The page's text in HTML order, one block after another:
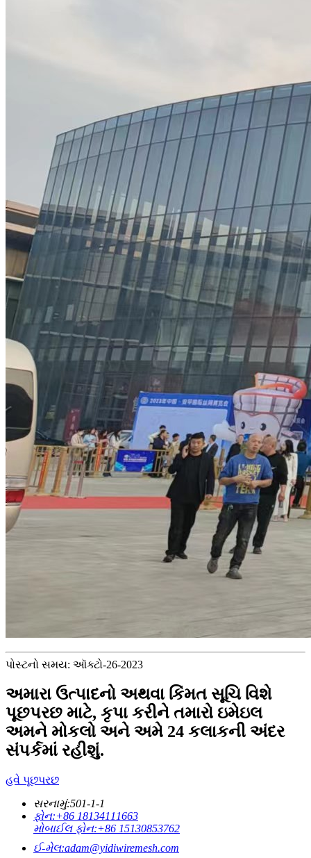
પોસ્ટનો સમય: ઑક્ટો-26-2023
અમારા ઉત્પાદનો અથવા કિંમત સૂચિ વિશે
પૂછપરછ માટે, કૃપા કરીને તમારો ઇમેઇલ
અમને મોકલો અને અમે 24 કલાકની અંદર
સંપર્કમાં રહીશું.
હવે પૂછપરછ
સરનામું:501-1-1
ફોન:+86 18134111663
મોબાઈલ ફોન:+86 15130853762
ઈ-મેલ:adam@yidiwiremesh.com